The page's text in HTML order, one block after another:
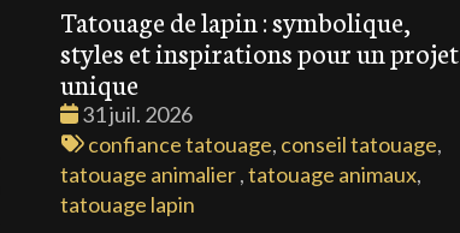
Tatouage de lapin : symbolique,
styles et inspirations pour un projet
unique
Date
:
31 juil. 2026
Tags
:
confiance tatouage, conseil tatouage,
tatouage animalier,tatouage animaux,
tatouage lapin